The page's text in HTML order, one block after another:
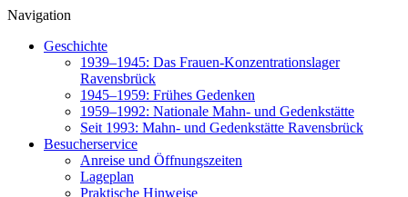
Navigation
Geschichte
1939–1945: Das Frauen-Konzentrationslager
Ravensbrück
1945–1959: Frühes Gedenken
1959–1992: Nationale Mahn- und Gedenkstätte
Seit 1993: Mahn- und Gedenkstätte Ravensbrück
Besucherservice
Anreise und Öffnungszeiten
Lageplan
Praktische Hinweise